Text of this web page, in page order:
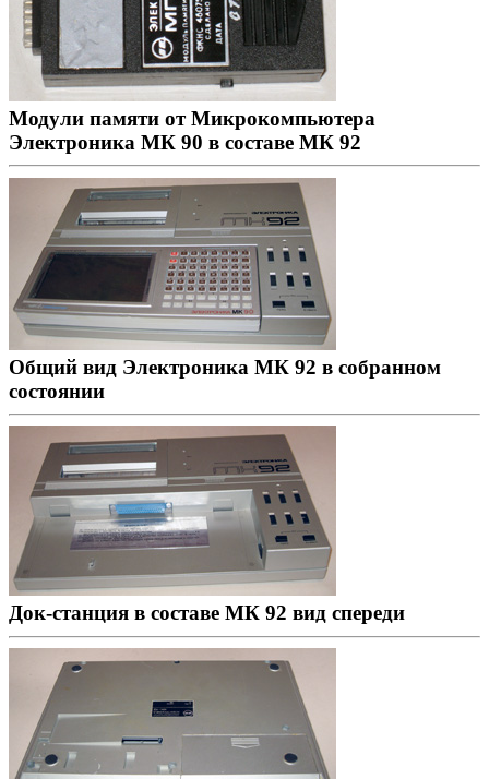
Модули памяти от Микрокомпьютера
Электроника МК 90 в составе МК 92
Общий вид Электроника МК 92 в собранном
состоянии
Док-станция в составе МК 92 вид спереди